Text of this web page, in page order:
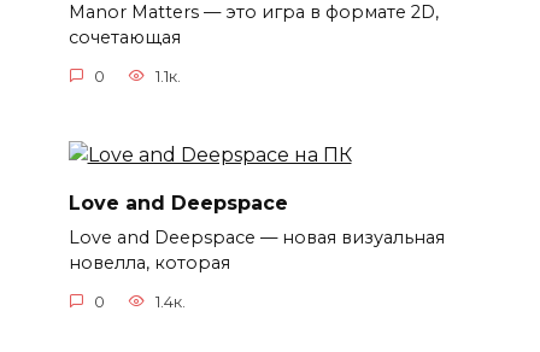
Manor Matters — это игра в формате 2D,
сочетающая
0 1.1к.
Love and Deepspace
Love and Deepspace — новая визуальная
новелла, которая
0 1.4к.